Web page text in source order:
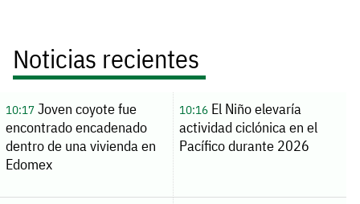
Noticias recientes
10:17Joven coyote fue
encontrado encadenado
dentro de una vivienda en
Edomex
10:16El Niño elevaría
actividad ciclónica en el
Pacífico durante 2026